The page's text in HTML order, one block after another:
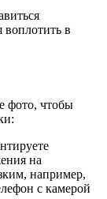
воплотить в
фото, чтобы
на
например,
с камерой